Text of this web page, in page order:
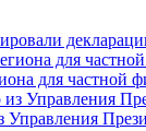
для частной